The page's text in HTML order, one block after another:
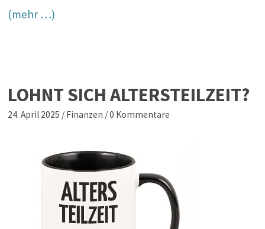
(mehr …)
LOHNT SICH ALTERSTEILZEIT?
24. April 2025 / Finanzen /0 Kommentare